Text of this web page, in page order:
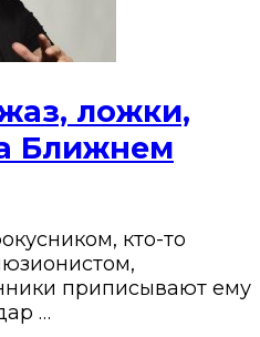
ложки,
Ближнем
кто-то
приписывают ему
…